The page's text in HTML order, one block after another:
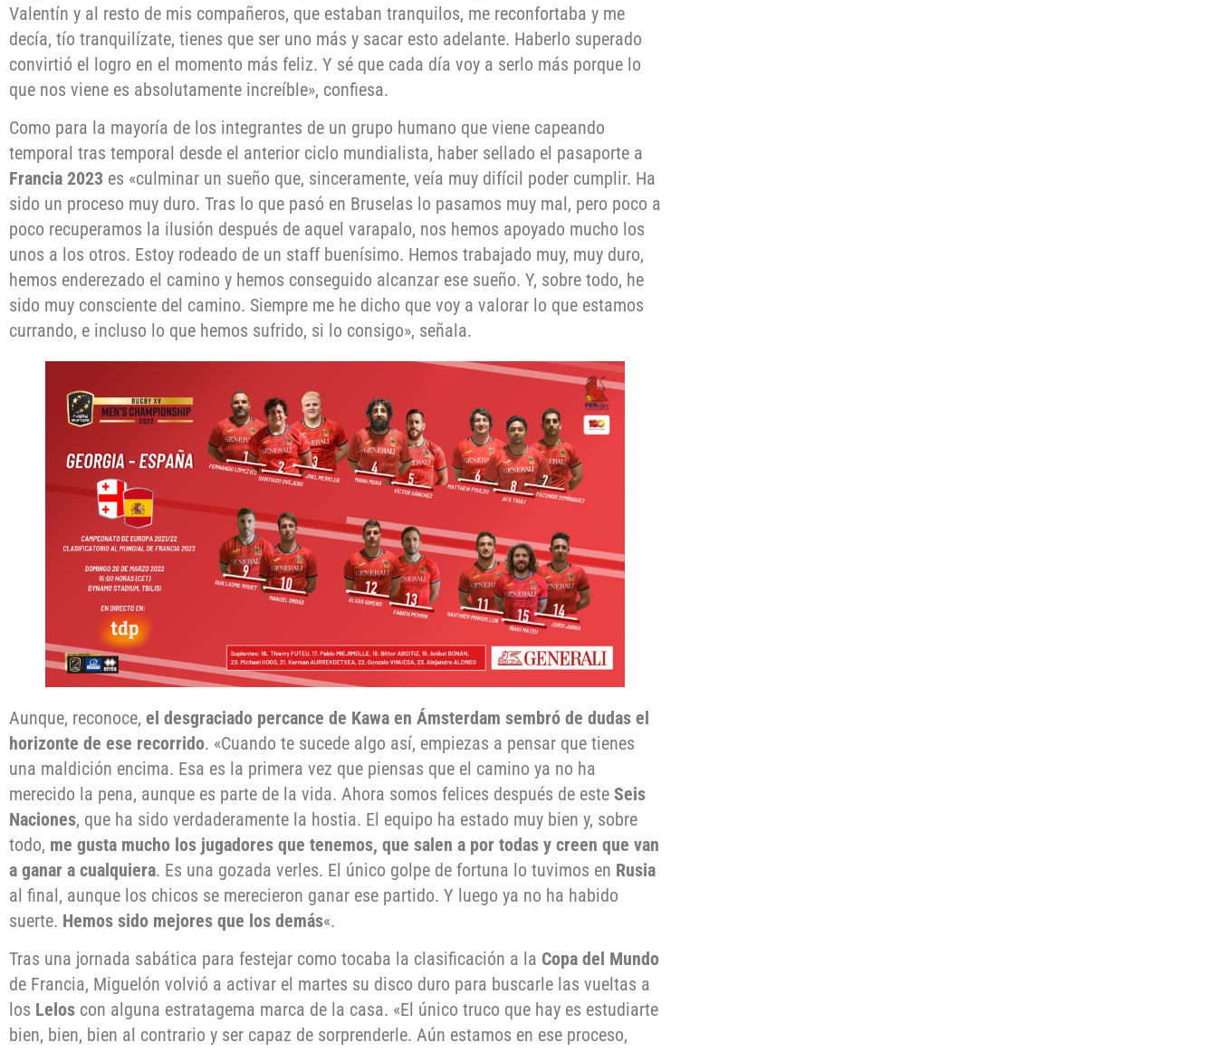
Valentín y al resto de mis compañeros, que estaban tranquilos, me reconfortaba y me
decía, tío tranquilízate, tienes que ser uno más y sacar esto adelante. Haberlo superado
convirtió el logro en el momento más feliz. Y sé que cada día voy a serlo más porque lo
que nos viene es absolutamente increíble», confiesa.
Como para la mayoría de los integrantes de un grupo humano que viene capeando
temporal tras temporal desde el anterior ciclo mundialista, haber sellado el pasaporte a
Francia 2023 es «culminar un sueño que, sinceramente, veía muy difícil poder cumplir. Ha
sido un proceso muy duro. Tras lo que pasó en Bruselas lo pasamos muy mal, pero poco a
poco recuperamos la ilusión después de aquel varapalo, nos hemos apoyado mucho los
unos a los otros. Estoy rodeado de un staff buenísimo. Hemos trabajado muy, muy duro,
hemos enderezado el camino y hemos conseguido alcanzar ese sueño. Y, sobre todo, he
sido muy consciente del camino. Siempre me he dicho que voy a valorar lo que estamos
currando, e incluso lo que hemos sufrido, si lo consigo», señala.
Aunque, reconoce, el desgraciado percance de Kawa en Ámsterdam sembró de dudas el
horizonte de ese recorrido. «Cuando te sucede algo así, empiezas a pensar que tienes
una maldición encima. Esa es la primera vez que piensas que el camino ya no ha
merecido la pena, aunque es parte de la vida. Ahora somos felices después de este Seis
Naciones, que ha sido verdaderamente la hostia. El equipo ha estado muy bien y, sobre
todo, me gusta mucho los jugadores que tenemos, que salen a por todas y creen que van
a ganar a cualquiera. Es una gozada verles. El único golpe de fortuna lo tuvimos en Rusia
al final, aunque los chicos se merecieron ganar ese partido. Y luego ya no ha habido
suerte. Hemos sido mejores que los demás«.
Tras una jornada sabática para festejar como tocaba la clasificación a la Copa del Mundo
de Francia, Miguelón volvió a activar el martes su disco duro para buscarle las vueltas a
los Lelos con alguna estratagema marca de la casa. «El único truco que hay es estudiarte
bien, bien, bien al contrario y ser capaz de sorprenderle. Aún estamos en ese proceso,